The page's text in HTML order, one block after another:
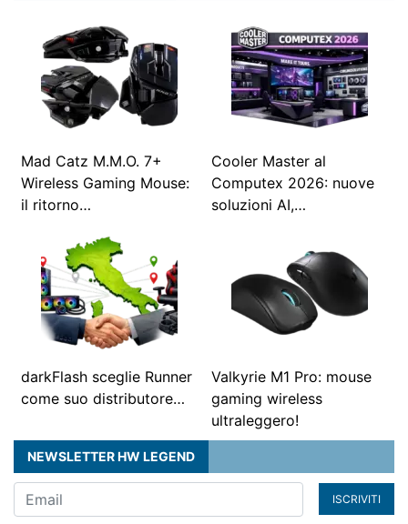
Mad Catz M.M.O. 7+
Wireless Gaming Mouse:
il ritorno…
Cooler Master al
Computex 2026: nuove
soluzioni AI,…
darkFlash sceglie Runner
come suo distributore…
Valkyrie M1 Pro: mouse
gaming wireless
ultraleggero!
NEWSLETTER HW LEGEND
ISCRIVITI